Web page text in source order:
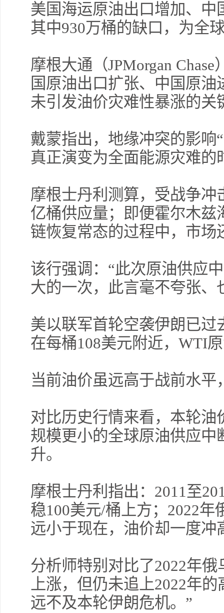
美国海运原油出口增加、
其中930万桶的缺口，为全
摩根大通（JPMorgan
国原油出口扩张、中国原
未引发油价灾难性暴涨的关
戴蒙指出，地缘冲突的影响
真正演变为全面能源灾难的
摩根士丹利测算，受战争冲
亿桶供应量；即便霍尔木
链恢复常态的过程中，市场
该行强调：“此次原油供应
大的一次，此言毫不夸张、
美以联军首轮空袭伊朗已过
在每桶108美元附近，WTI
当前油价虽远高于战前水
对比历史行情来看，本轮
规模更小的全球原油供应
升。
摩根士丹利指出：2011至
稳100美元/桶上方；2022
远小于现在，油价却一度冲
分析师特别对比了2022年
上涨，但仍未追上2022年
远不及本轮伊朗危机。”